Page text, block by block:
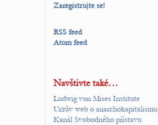
Zaregistrujte se!
RSS feed
Atom feed
Navštivte také…
Ludwig von Mises Institute
Urzův web o anarchokapitalismu
Kanál Svobodného přístavu